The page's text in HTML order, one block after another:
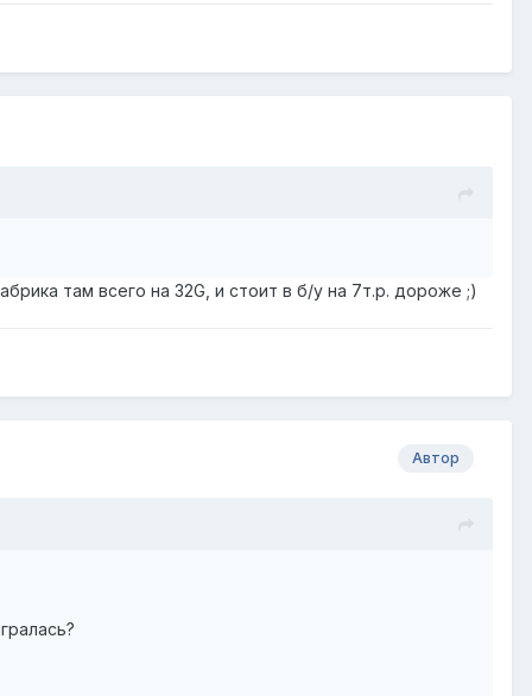
там всего на 32G, и стоит в б/у на 7т.р. дороже ;)
Автор